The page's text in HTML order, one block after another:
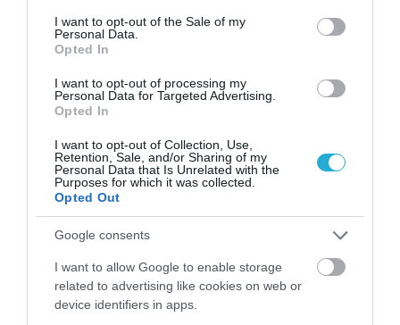
consent section.
I want to opt-out of the Sale of my
Personal Data.
Opted In
I want to opt-out of processing my
Personal Data for Targeted Advertising.
Opted In
I want to opt-out of Collection, Use,
Retention, Sale, and/or Sharing of my
Personal Data that Is Unrelated with the
Purposes for which it was collected.
Opted Out
Google consents
I want to allow Google to enable storage
related to advertising like cookies on web or
device identifiers in apps.
Σύγχυση στο Υπουργείο Υγείας για τις
ελλείψεις φαρμάκων
Δεν είναι τελικά 10 τα φάρμακα που λείπουν από τα ράφια
των φαρμακείων, δεν είναι 250, όπως υποστήριζαν οι